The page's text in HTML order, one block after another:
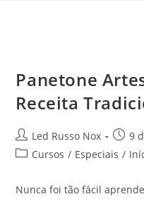
Panetone
Receita
Led Russo Nox
9
Cursos / Especiais /
Nunca foi tão fácil